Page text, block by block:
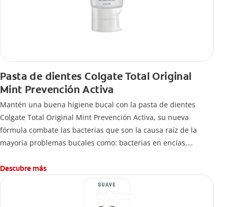
Pasta de dientes Colgate Total Original
Mint Prevención Activa
Mantén una buena higiene bucal con la pasta de dientes
Colgate Total Original Mint Prevención Activa, su nueva
fórmula combate las bacterias que son la causa raíz de la
mayoría problemas bucales como: bacterias en encías,
caries.
Descubre más